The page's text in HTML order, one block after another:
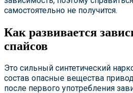
самостоятельно не получится.
Как развивается
спайсов
Это сильный синтетический
состав опасные вещества
после первого употребления